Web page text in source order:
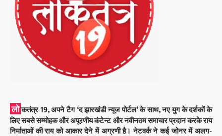
लो कतंत्र 19, अपने टैग ‘द झारखंडी न्यूज पोर्टल’ के साथ, नए युग के दर्शकों के
लिए सबसे सम्मोहक और अपूरणीय कंटेन्ट और नवीनतम समाचार प्रदान करके राय
निर्माताओं की राय को आकार देने में अग्रणी है। नेटवर्क ने कई जोनर में अलग-